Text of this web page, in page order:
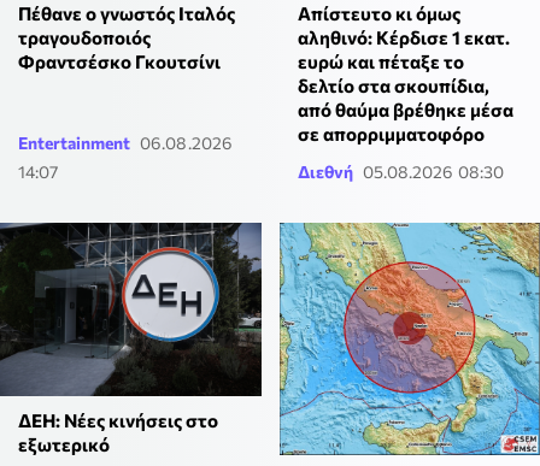
Πέθανε ο γνωστός Ιταλός
τραγουδοποιός
Φραντσέσκο Γκουτσίνι
Entertainment 06.08.2026
14:07
Απίστευτο κι όμως
αληθινό: Κέρδισε 1 εκατ.
ευρώ και πέταξε το
δελτίο στα σκουπίδια,
από θαύμα βρέθηκε μέσα
σε απορριμματοφόρο
Διεθνή 05.08.2026 08:30
ΔΕΗ: Νέες κινήσεις στο
εξωτερικό